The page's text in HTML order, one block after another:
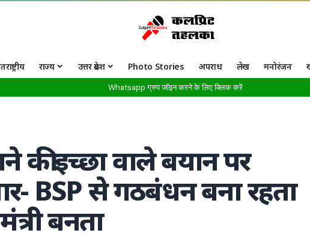
राज्य उत्तर प्रदेश Photo Stories अपराध लेख मनोरंजन
Whatsapp ग्रुप जॉइन करने के लिए क्लिक करें
की इच्छा वाले बयान पर
BSP से गठबंधन बना रहता
बनता